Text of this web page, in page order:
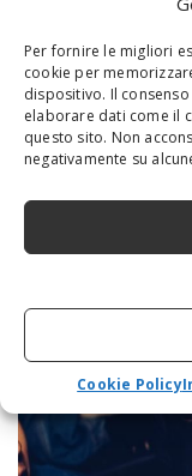
Per fornire le migliori
cookie per
dispositivo. Il
elaborare dati come il
questo sito. Non
negativamente su
Cookie Policy
E’ l’ora
andare a Roma